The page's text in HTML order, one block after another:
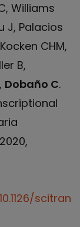
Williams
J, Palacios
CHM,
B,
Dobaño C.
scitran